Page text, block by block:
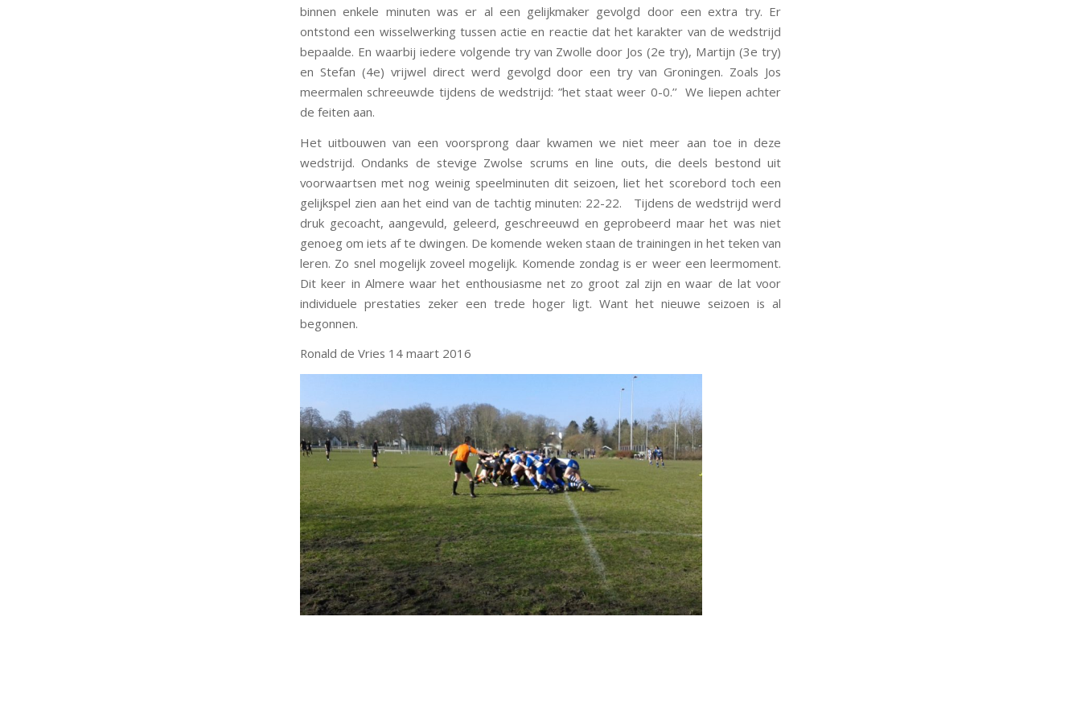
binnen enkele minuten was er al een gelijkmaker gevolgd door een extra try. Er
ontstond een wisselwerking tussen actie en reactie dat het karakter van de wedstrijd
bepaalde. En waarbij iedere volgende try van Zwolle door Jos (2e try), Martijn (3e try)
en Stefan (4e) vrijwel direct werd gevolgd door een try van Groningen. Zoals Jos
meermalen schreeuwde tijdens de wedstrijd: ”het staat weer 0-0.’’ We liepen achter
de feiten aan.
Het uitbouwen van een voorsprong daar kwamen we niet meer aan toe in deze
wedstrijd. Ondanks de stevige Zwolse scrums en line outs, die deels bestond uit
voorwaartsen met nog weinig speelminuten dit seizoen, liet het scorebord toch een
gelijkspel zien aan het eind van de tachtig minuten: 22-22. Tijdens de wedstrijd werd
druk gecoacht, aangevuld, geleerd, geschreeuwd en geprobeerd maar het was niet
genoeg om iets af te dwingen. De komende weken staan de trainingen in het teken van
leren. Zo snel mogelijk zoveel mogelijk. Komende zondag is er weer een leermoment.
Dit keer in Almere waar het enthousiasme net zo groot zal zijn en waar de lat voor
individuele prestaties zeker een trede hoger ligt. Want het nieuwe seizoen is al
begonnen.
Ronald de Vries 14 maart 2016